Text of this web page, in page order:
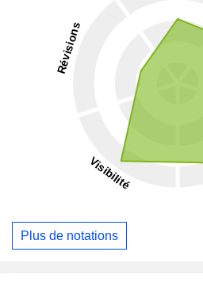
Plus de notations